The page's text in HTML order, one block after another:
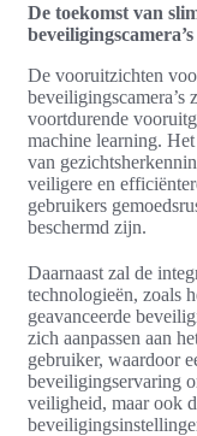
De toekomst van
beveiligingscamera’s
De vooruitzichten
beveiligingscamera’s
voortdurende
machine learning.
van
veiligere en
gebruikers
beschermd zijn.
Daarnaast zal de
technologieën, zoals
geavanceerde
zich aanpassen aan
gebruiker, waardoor
beveiligingservaring
veiligheid, maar ook